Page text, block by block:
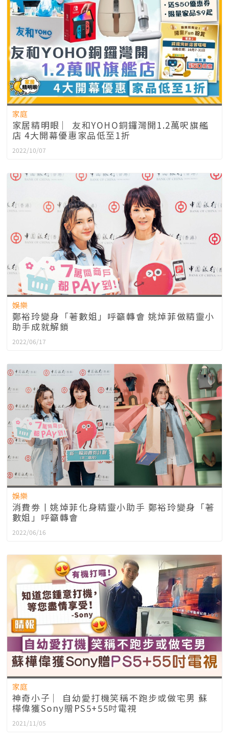
家庭
家居精明眼 ︳友和YOHO銅鑼灣開1.2萬呎旗艦
店 4大開幕優惠家品低至1折
2022/10/07
娛樂
鄭裕玲變身「著數姐」呼籲轉會 姚焯菲做精靈小
助手成就解鎖
2022/06/17
娛樂
消費劵丨姚焯菲化身精靈小助手 鄭裕玲變身「著
數姐」呼籲轉會
2022/06/16
家庭
神奇小子 ︳自幼愛打機笑稱不跑步或做宅男 蘇
樺偉獲Sony贈PS5+55吋電視
2021/11/05